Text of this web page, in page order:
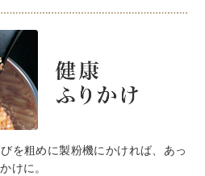
を粗めに製粉機にかければ、あっ
けに。